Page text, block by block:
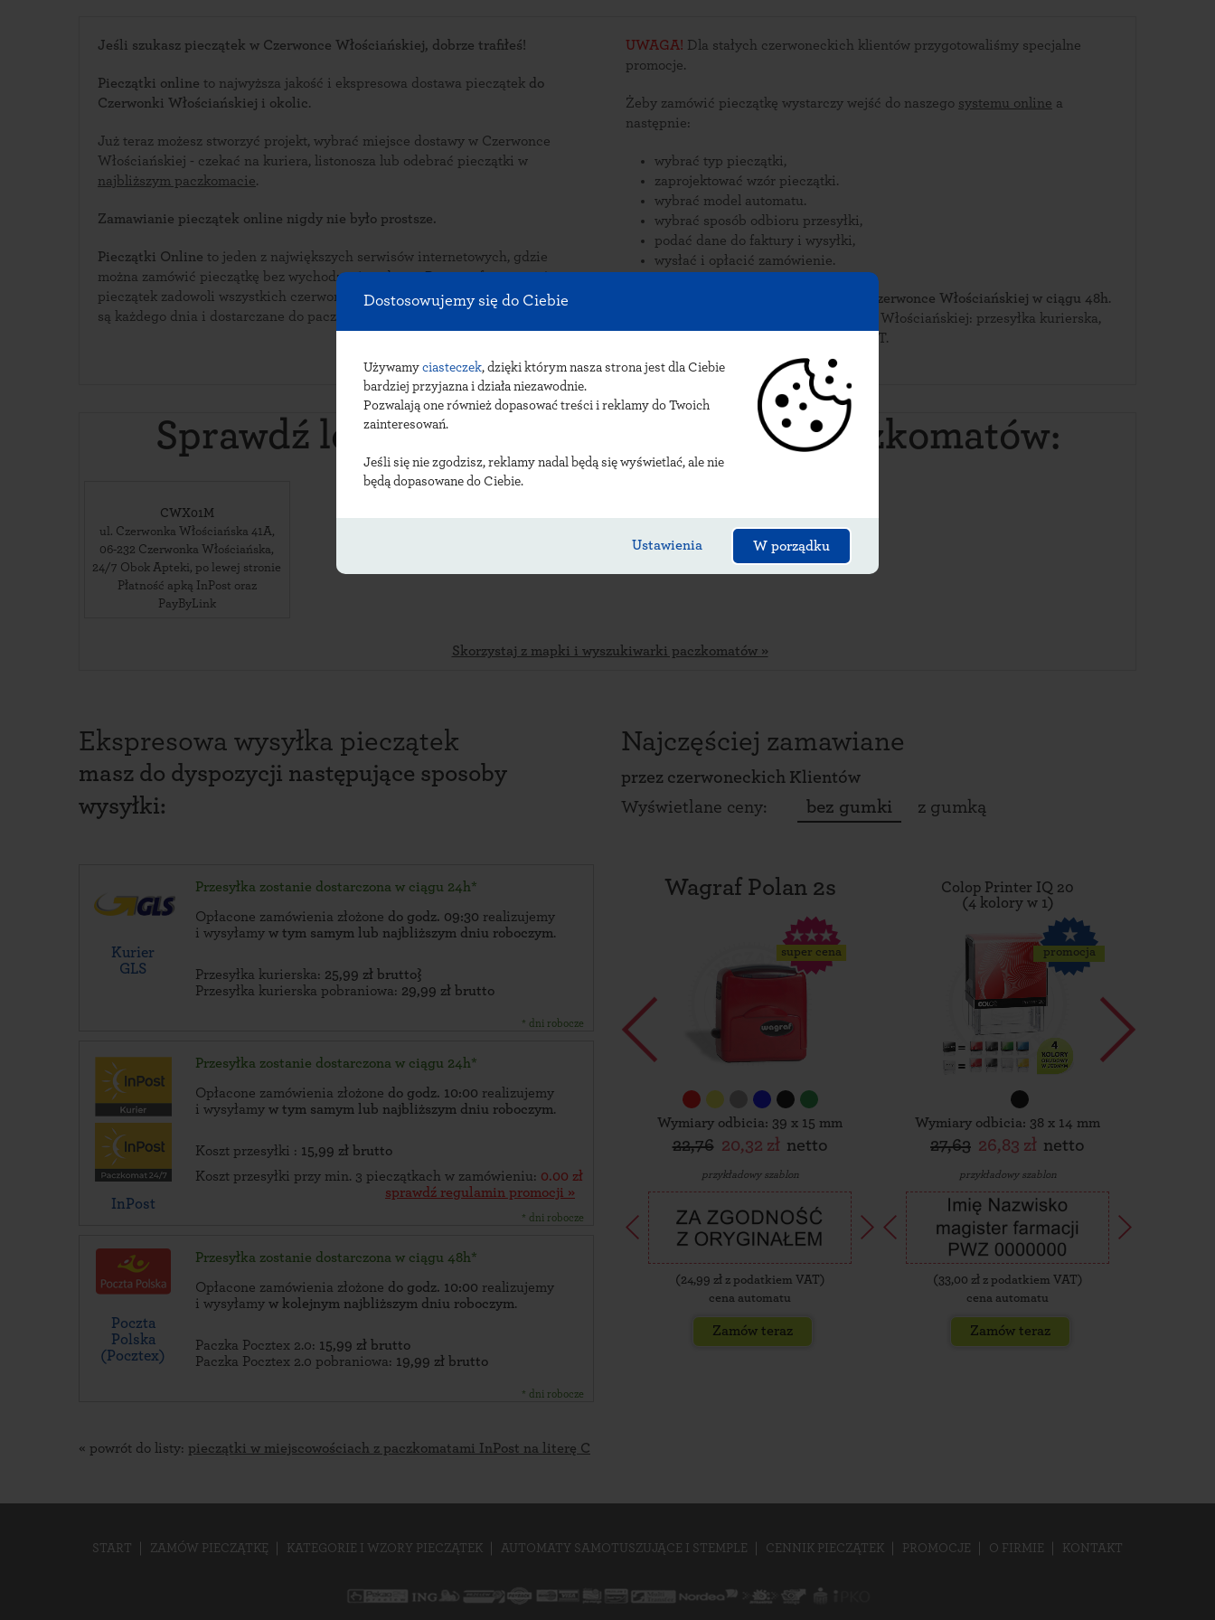
Dostosowujemy się do Ciebie
Używamy ciasteczek, dzięki którym nasza strona jest dla Ciebie
bardziej przyjazna i działa niezawodnie.
Pozwalają one również dopasować treści i reklamy do Twoich
zainteresowań.
Jeśli się nie zgodzisz, reklamy nadal będą się wyświetlać, ale nie
będą dopasowane do Ciebie.
Ustawienia W porządku
Jeśli szukasz pieczątek w Czerwonce Włościańskiej, dobrze trafiłeś!
Pieczątki online to najwyższa jakość i ekspresowa dostawa pieczątek do
Czerwonki Włościańskiej i okolic.
Już teraz możesz stworzyć projekt, wybrać miejsce dostawy w Czerwonce
Włościańskiej - czekać na kuriera, listonosza lub odebrać pieczątki w
najbliższym paczkomacie.
Zamawianie pieczątek online nigdy nie było prostsze.
Pieczątki Online to jeden z największych serwisów internetowych, gdzie
można zamówić pieczątkę bez wychodzenia z domu. Bogata oferta wzorów
pieczątek zadowoli wszystkich czerwoneckich klientów. Pieczątki wykonywane
są każdego dnia i dostarczane do paczkomatów w Czerwonce Włościańskiej.
UWAGA! Dla stałych czerwoneckich klientów przygotowaliśmy specjalne
promocje.
Żeby zamówić pieczątkę wystarczy wejść do naszego systemu online a
następnie:
wybrać typ pieczątki,
zaprojektować wzór pieczątki.
wybrać model automatu.
wybrać sposób odbioru przesyłki,
podać dane do faktury i wysyłki,
wysłać i opłacić zamówienie.
Zamów pieczątki online i odbierz je w Czerwonce Włościańskiej w ciągu 48h.
Sposób dostawy pieczątek do Czerwonki Włościańskiej: przesyłka kurierska,
wysyłka pocztowa lub paczkomat INPOST.
Sprawdź lokalizacje czerwoneckich paczkomatów:
CWX01M
ul. Czerwonka Włościańska 41A,
06-232 Czerwonka Włościańska,
24/7 Obok Apteki, po lewej stronie
Płatność apką InPost oraz
PayByLink
Skorzystaj z mapki i wyszukiwarki paczkomatów »
Ekspresowa wysyłka pieczątek
masz do dyspozycji następujące sposoby
wysyłki:
Kurier
GLS
Przesyłka zostanie dostarczona w ciągu 24h*
Opłacone zamówienia złożone do godz. 09:30 realizujemy
i wysyłamy w tym samym lub najbliższym dniu roboczym.
Przesyłka kurierska: 25,99 zł brutto}
Przesyłka kurierska pobraniowa: 29,99 zł brutto
* dni robocze
InPost
Przesyłka zostanie dostarczona w ciągu 24h*
Opłacone zamówienia złożone do godz. 10:00 realizujemy
i wysyłamy w tym samym lub najbliższym dniu roboczym.
Koszt przesyłki : 15,99 zł brutto
Koszt przesyłki przy min. 3 pieczątkach w zamówieniu: 0.00 zł
sprawdź regulamin promocji »
* dni robocze
Poczta
Polska
(Pocztex)
Przesyłka zostanie dostarczona w ciągu 48h*
Opłacone zamówienia złożone do godz. 10:00 realizujemy
i wysyłamy w kolejnym najbliższym dniu roboczym.
Paczka Pocztex 2.0: 15,99 zł brutto
Paczka Pocztex 2.0 pobraniowa: 19,99 zł brutto
* dni robocze
Najczęściej zamawiane
przez czerwoneckich Klientów
Wyświetlane ceny:
bez gumki z gumką
Wagraf Polan 2s
super cena
Wymiary odbicia: 39 x 15 mm
22,76 20,32 zł netto
przykładowy szablon
( 24,99 zł z podatkiem VAT)
cena automatu
Zamów teraz
Colop Printer IQ 20
(4 kolory w 1)
promocja
Wymiary odbicia: 38 x 14 mm
27,63 26,83 zł netto
przykładowy szablon
( 33,00 zł z podatkiem VAT)
cena automatu
Zamów teraz
« powrót do listy: pieczątki w miejscowościach z paczkomatami InPost na literę C
START ZAMÓW PIECZĄTKĘ KATEGORIE I WZORY PIECZĄTEK AUTOMATY SAMOTUSZUJĄCE I STEMPLE CENNIK PIECZĄTEK PROMOCJE O FIRMIE KONTAKT